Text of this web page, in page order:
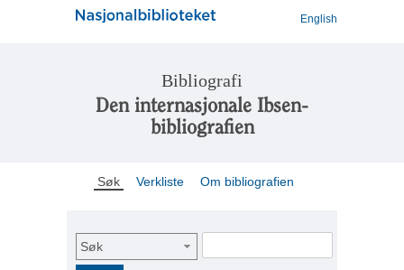
English
Bibliografi
Den internasjonale Ibsen-
bibliografien
Søk Verkliste Om bibliografien
Søk